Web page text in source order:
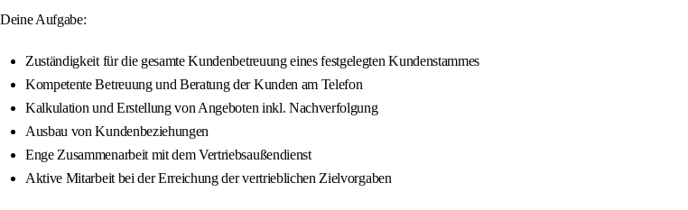
Deine Aufgabe:
Zuständigkeit für die gesamte Kundenbetreuung eines festgelegten Kundenstammes
Kompetente Betreuung und Beratung der Kunden am Telefon
Kalkulation und Erstellung von Angeboten inkl. Nachverfolgung
Ausbau von Kundenbeziehungen
Enge Zusammenarbeit mit dem Vertriebsaußendienst
Aktive Mitarbeit bei der Erreichung der vertrieblichen Zielvorgaben